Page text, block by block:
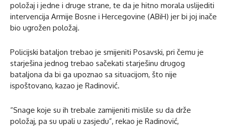
položaj i jedne i druge strane, te da je hitno morala uslijediti
intervencija Armije Bosne i Hercegovine (ABiH) jer bi joj inače
bio ugrožen položaj.
Policijski bataljon trebao je smijeniti Posavski, pri čemu je
starješina jednog trebao sačekati starješinu drugog
bataljona da bi ga upoznao sa situacijom, što nije
ispoštovano, kazao je Radinović.
“Snage koje su ih trebale zamijeniti mislile su da drže
položaj, pa su upali u zasjedu”, rekao je Radinović,